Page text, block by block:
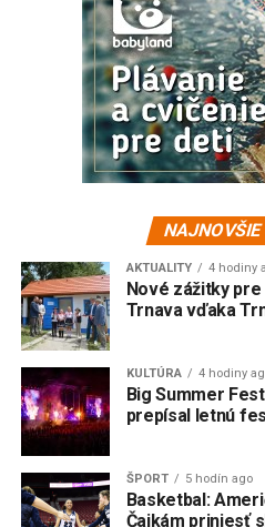
AKTUALITY 4 hodiny
Nové zážitky
Trnava vďaka
KULTÚRA 4 hodiny
Big Summer
prepísal letnú
ŠPORT 5 hodín ago
Basketbal:
Čajkám priniesť